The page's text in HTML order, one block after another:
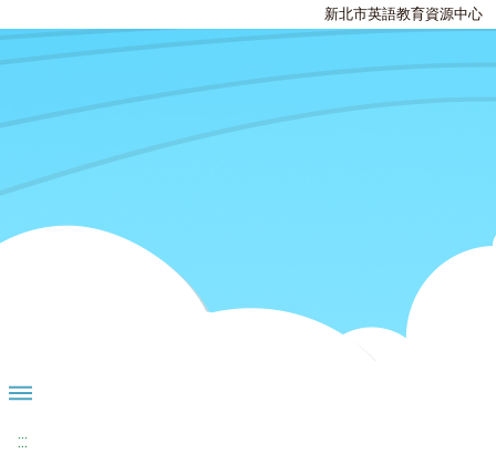
新北市英語教育資源中心
:::